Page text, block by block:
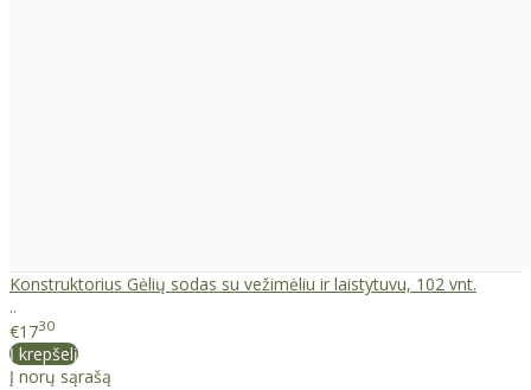
Konstruktorius Gėlių sodas su vežimėliu ir laistytuvu, 102 vnt.
..
€1730
Į krepšelį
Į norų sąrašą